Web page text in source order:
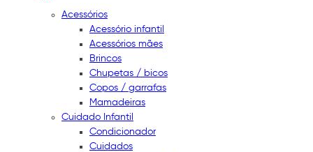
Acessórios
Acessório infantil
Acessórios mães
Brincos
Chupetas / bicos
Copos / garrafas
Mamadeiras
Cuidado Infantil
Condicionador
Cuidados